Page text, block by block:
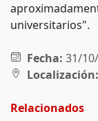
universitarios".
Fecha: 31/
Localización:
Relacionados